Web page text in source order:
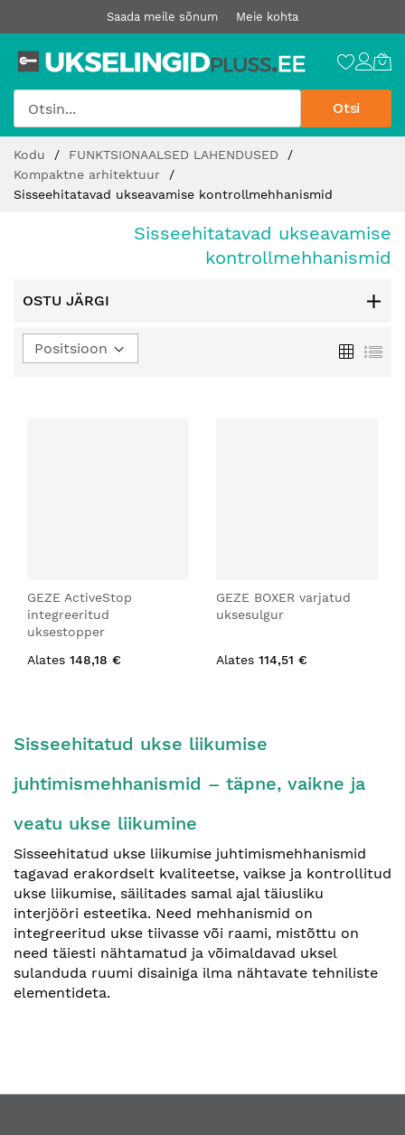
Saada meile sõnum Meie kohta
Otsi
sisu
juurde
Kodu
FUNKTSIONAALSED LAHENDUSED
Kompaktne arhitektuur
Sisseehitatavad ukseavamise kontrollmehhanismid
Sisseehitatavad ukseavamise
kontrollmehhanismid
OSTU JÄRGI
GEZE ActiveStop
integreeritud
uksestopper
Alates 148,18 €
GEZE BOXER varjatud
uksesulgur
Alates 114,51 €
Sisseehitatud ukse liikumise
juhtimismehhanismid – täpne, vaikne ja
veatu ukse liikumine
Sisseehitatud ukse liikumise juhtimismehhanismid
tagavad erakordselt kvaliteetse, vaikse ja kontrollitud
ukse liikumise, säilitades samal ajal täiusliku
interjööri esteetika. Need mehhanismid on
integreeritud ukse tiivasse või raami, mistõttu on
need täiesti nähtamatud ja võimaldavad uksel
sulanduda ruumi disainiga ilma nähtavate tehniliste
elementideta.